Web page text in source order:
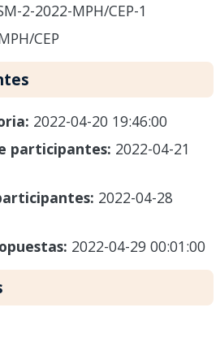
2-2022-MPH/CEP-1
CEP
2022-04-20 19:46:00
participantes: 2022-04-21
2022-04-28
2022-04-29 00:01:00